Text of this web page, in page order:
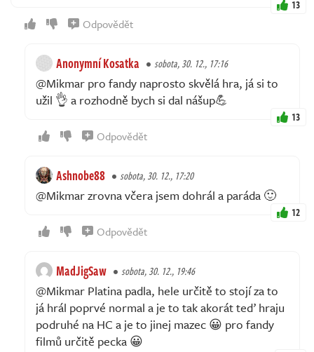
13
Odpovědět
Anonymní Kosatka sobota, 30. 12., 17:16
@Mikmar pro fandy naprosto skvělá hra, já si to
užil 👌 a rozhodně bych si dal nášup💪
13
Odpovědět
Ashnobe88 sobota, 30. 12., 17:20
@Mikmar zrovna včera jsem dohrál a paráda 🙂
12
Odpovědět
MadJigSaw sobota, 30. 12., 19:46
@Mikmar Platina padla, hele určitě to stojí za to
já hrál poprvé normal a je to tak akorát teď hraju
podruhé na HC a je to jinej mazec 😀 pro fandy
filmů určitě pecka 😀